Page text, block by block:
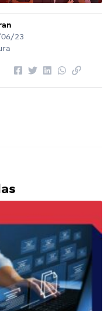
23